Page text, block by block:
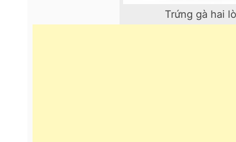
Trứng gà hai